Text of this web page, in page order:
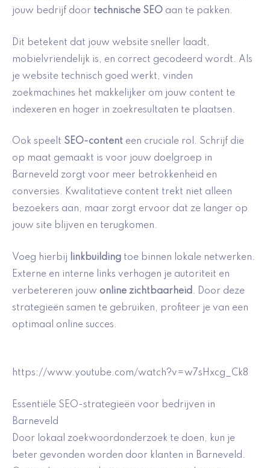
jouw bedrijf door technische SEO aan te pakken.
Dit betekent dat jouw website sneller laadt,
mobielvriendelijk is, en correct gecodeerd wordt. Als
je website technisch goed werkt, vinden
zoekmachines het makkelijker om jouw content te
indexeren en hoger in zoekresultaten te plaatsen.
Ook speelt SEO-content een cruciale rol. Schrijf die
op maat gemaakt is voor jouw doelgroep in
Barneveld zorgt voor meer betrokkenheid en
conversies. Kwalitatieve content trekt niet alleen
bezoekers aan, maar zorgt ervoor dat ze langer op
jouw site blijven en terugkomen.
Voeg hierbij linkbuilding toe binnen lokale netwerken.
Externe en interne links verhogen je autoriteit en
verbetereren jouw online zichtbaarheid . Door deze
strategieën samen te gebruiken, profiteer je van een
optimaal online succes.
https://www.youtube.com/watch?v=w7sHxcg_Ck8
Essentiële SEO-strategieën voor bedrijven in
Barneveld
Door lokaal zoekwoordonderzoek te doen, kun je
beter gevonden worden door klanten in Barneveld.